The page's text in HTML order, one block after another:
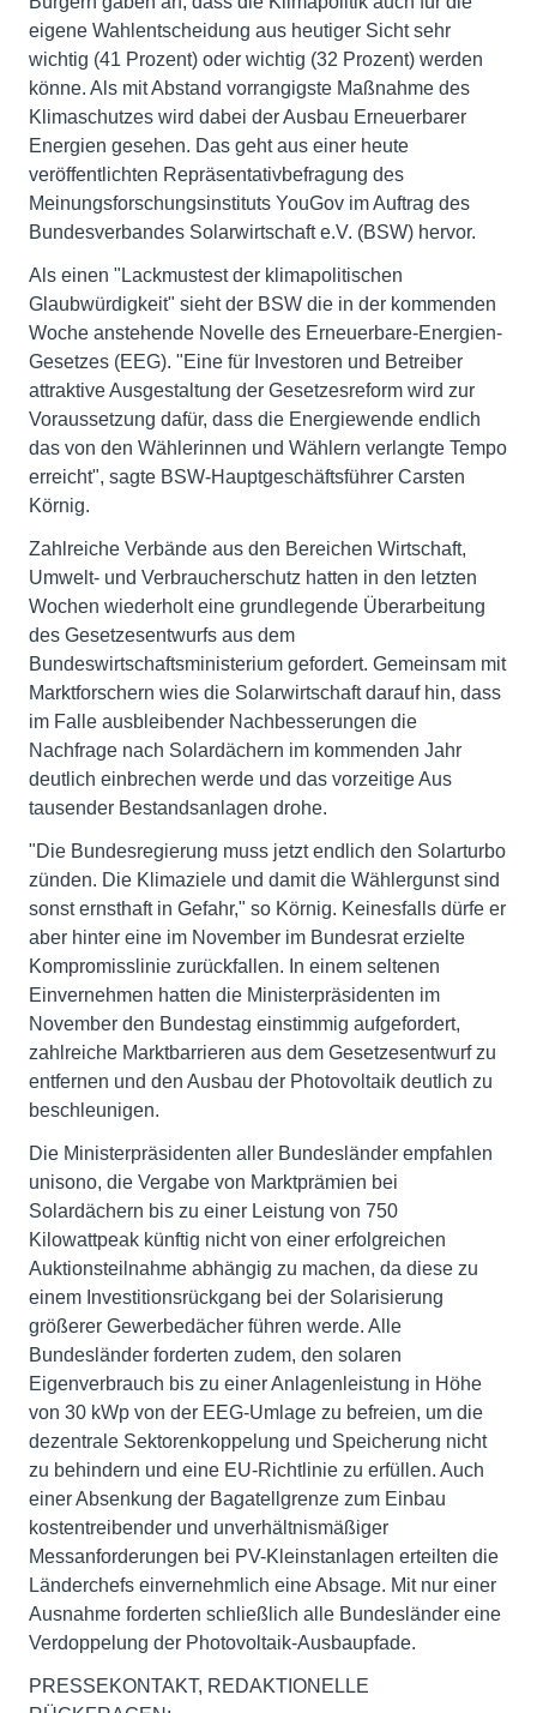
eigene Wahlentscheidung aus heutiger Sicht sehr
wichtig (41 Prozent) oder wichtig (32 Prozent) werden
könne. Als mit Abstand vorrangigste Maßnahme des
Klimaschutzes wird dabei der Ausbau Erneuerbarer
Energien gesehen. Das geht aus einer heute
veröffentlichten Repräsentativbefragung des
Meinungsforschungsinstituts YouGov im Auftrag des
Bundesverbandes Solarwirtschaft e.V. (BSW) hervor.
Als einen "Lackmustest der klimapolitischen
Glaubwürdigkeit" sieht der BSW die in der kommenden
Woche anstehende Novelle des Erneuerbare-Energien-
Gesetzes (EEG). "Eine für Investoren und Betreiber
attraktive Ausgestaltung der Gesetzesreform wird zur
Voraussetzung dafür, dass die Energiewende endlich
das von den Wählerinnen und Wählern verlangte Tempo
erreicht", sagte BSW-Hauptgeschäftsführer Carsten
Körnig.
Zahlreiche Verbände aus den Bereichen Wirtschaft,
Umwelt- und Verbraucherschutz hatten in den letzten
Wochen wiederholt eine grundlegende Überarbeitung
des Gesetzesentwurfs aus dem
Bundeswirtschaftsministerium gefordert. Gemeinsam mit
Marktforschern wies die Solarwirtschaft darauf hin, dass
im Falle ausbleibender Nachbesserungen die
Nachfrage nach Solardächern im kommenden Jahr
deutlich einbrechen werde und das vorzeitige Aus
tausender Bestandsanlagen drohe.
"Die Bundesregierung muss jetzt endlich den Solarturbo
zünden. Die Klimaziele und damit die Wählergunst sind
sonst ernsthaft in Gefahr," so Körnig. Keinesfalls dürfe er
aber hinter eine im November im Bundesrat erzielte
Kompromisslinie zurückfallen. In einem seltenen
Einvernehmen hatten die Ministerpräsidenten im
November den Bundestag einstimmig aufgefordert,
zahlreiche Marktbarrieren aus dem Gesetzesentwurf zu
entfernen und den Ausbau der Photovoltaik deutlich zu
beschleunigen.
Die Ministerpräsidenten aller Bundesländer empfahlen
unisono, die Vergabe von Marktprämien bei
Solardächern bis zu einer Leistung von 750
Kilowattpeak künftig nicht von einer erfolgreichen
Auktionsteilnahme abhängig zu machen, da diese zu
einem Investitionsrückgang bei der Solarisierung
größerer Gewerbedächer führen werde. Alle
Bundesländer forderten zudem, den solaren
Eigenverbrauch bis zu einer Anlagenleistung in Höhe
von 30 kWp von der EEG-Umlage zu befreien, um die
dezentrale Sektorenkoppelung und Speicherung nicht
zu behindern und eine EU-Richtlinie zu erfüllen. Auch
einer Absenkung der Bagatellgrenze zum Einbau
kostentreibender und unverhältnismäßiger
Messanforderungen bei PV-Kleinstanlagen erteilten die
Länderchefs einvernehmlich eine Absage. Mit nur einer
Ausnahme forderten schließlich alle Bundesländer eine
Verdoppelung der Photovoltaik-Ausbaupfade.
PRESSEKONTAKT, REDAKTIONELLE